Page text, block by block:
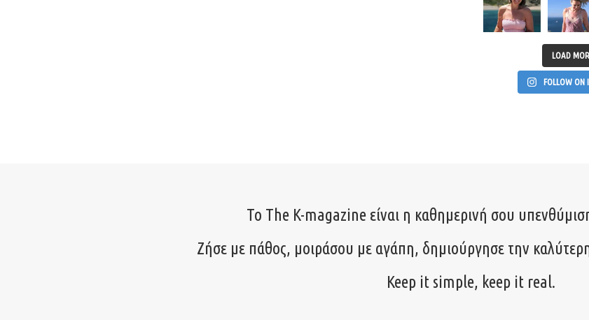
LOAD
FOLLOW ON
Το The K-magazine είναι η καθημερινή σου
Ζήσε με πάθος, μοιράσου με αγάπη, δημιούργησε την
Keep it simple, keep it real.